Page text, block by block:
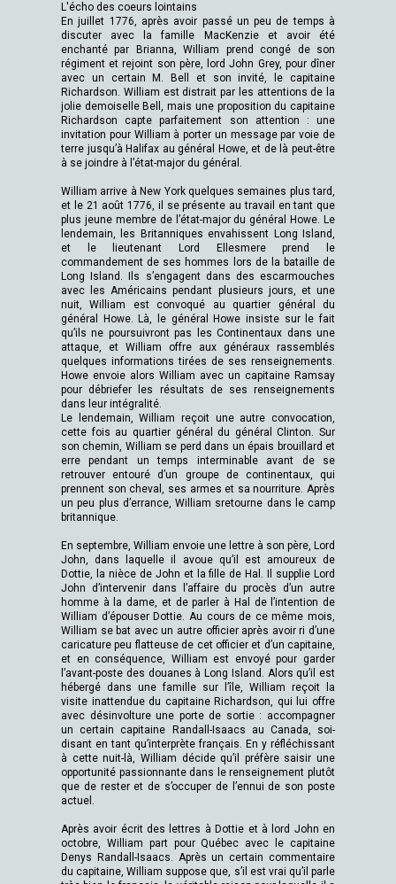
L'écho des coeurs lointains
En juillet 1776, après avoir passé un peu de temps à
discuter avec la famille MacKenzie et avoir été
enchanté par Brianna, William prend congé de son
régiment et rejoint son père, lord John Grey, pour dîner
avec un certain M. Bell et son invité, le capitaine
Richardson. William est distrait par les attentions de la
jolie demoiselle Bell, mais une proposition du capitaine
Richardson capte parfaitement son attention : une
invitation pour William à porter un message par voie de
terre jusqu’à Halifax au général Howe, et de là peut-être
à se joindre à l’état-major du général.
William arrive à New York quelques semaines plus tard,
et le 21 août 1776, il se présente au travail en tant que
plus jeune membre de l’état-major du général Howe. Le
lendemain, les Britanniques envahissent Long Island,
et le lieutenant Lord Ellesmere prend le
commandement de ses hommes lors de la bataille de
Long Island. Ils s’engagent dans des escarmouches
avec les Américains pendant plusieurs jours, et une
nuit, William est convoqué au quartier général du
général Howe. Là, le général Howe insiste sur le fait
qu’ils ne poursuivront pas les Continentaux dans une
attaque, et William offre aux généraux rassemblés
quelques informations tirées de ses renseignements.
Howe envoie alors William avec un capitaine Ramsay
pour débriefer les résultats de ses renseignements
dans leur intégralité.
Le lendemain, William reçoit une autre convocation,
cette fois au quartier général du général Clinton. Sur
son chemin, William se perd dans un épais brouillard et
erre pendant un temps interminable avant de se
retrouver entouré d’un groupe de continentaux, qui
prennent son cheval, ses armes et sa nourriture. Après
un peu plus d’errance, William sretourne dans le camp
britannique.
En septembre, William envoie une lettre à son père, Lord
John, dans laquelle il avoue qu’il est amoureux de
Dottie, la nièce de John et la fille de Hal. Il supplie Lord
John d’intervenir dans l’affaire du procès d’un autre
homme à la dame, et de parler à Hal de l’intention de
William d’épouser Dottie. Au cours de ce même mois,
William se bat avec un autre officier après avoir ri d’une
caricature peu flatteuse de cet officier et d’un capitaine,
et en conséquence, William est envoyé pour garder
l’avant-poste des douanes à Long Island. Alors qu’il est
hébergé dans une famille sur l’île, William reçoit la
visite inattendue du capitaine Richardson, qui lui offre
avec désinvolture une porte de sortie : accompagner
un certain capitaine Randall-Isaacs au Canada, soi-
disant en tant qu’interprète français. En y réfléchissant
à cette nuit-là, William décide qu’il préfère saisir une
opportunité passionnante dans le renseignement plutôt
que de rester et de s’occuper de l’ennui de son poste
actuel.
Après avoir écrit des lettres à Dottie et à lord John en
octobre, William part pour Québec avec le capitaine
Denys Randall-Isaacs. Après un certain commentaire
du capitaine, William suppose que, s’il est vrai qu’il parle